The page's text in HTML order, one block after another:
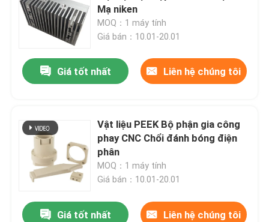
Mạ niken
MOQ：1 máy tính
Giá bán：10.01-20.01
Giá tốt nhất Liên hệ chúng tôi
Vật liệu PEEK Bộ phận gia công
phay CNC Chổi đánh bóng điện
phân
MOQ：1 máy tính
Giá bán：10.01-20.01
Giá tốt nhất Liên hệ chúng tôi